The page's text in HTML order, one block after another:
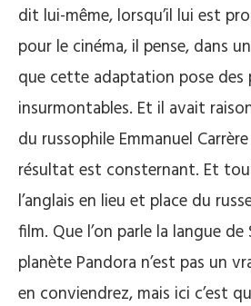
dit lui-même, lorsqu’il lui est
pour le cinéma, il pense, dans
que cette adaptation pose des
insurmontables. Et il avait
du russophile Emmanuel
résultat est consternant. Et
l’anglais en lieu et place du
film. Que l’on parle la langue de
planète Pandora n’est pas un
en conviendrez, mais ici c’est